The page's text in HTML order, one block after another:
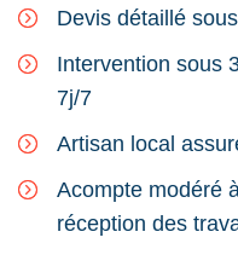
Devis détaillé
Intervention sous
7j/7
Artisan local
Acompte modéré
réception des